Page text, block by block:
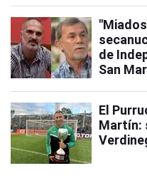
de
San
El
Martín: